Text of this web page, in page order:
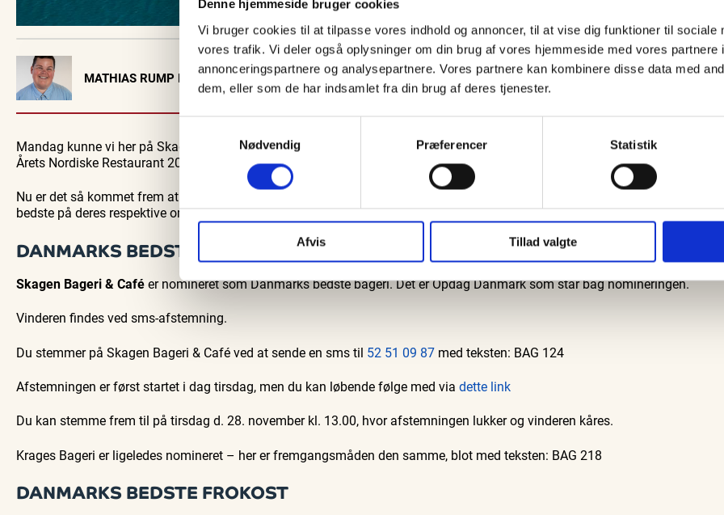
Denne hjemmeside bruger cookies
Vi bruger cookies til at tilpasse vores indhold og annoncer, til at vise dig funktioner til sociale
vores trafik. Vi deler også oplysninger om din brug af vores hjemmeside med vores partnere
annonceringspartnere og analysepartnere. Vores partnere kan kombinere disse data med
dem, eller som de har indsamlet fra din brug af deres tjenester.
Nødvendig
Præferencer Statistik
Afvis Tillad valgte
Visit Vendsyssel
EVENTKALENDER
Oplev events i
Vendsyssel
Find aktuelle oplevelser, koncerter, kultur,
natur og lokale events.
Guidede ture Guidede ture
bussen fra 1937
Postbåden Tunø
8. aug.
MATHIAS RUMP HANSEN Del på:
Mandag kunne vi her på Skagen Nyt fortælle at Jack Cramer og hans team hos Oké på Ruths Hotel er nomineret til prisen
Årets Nordiske Restaurant 2023.
Nu er det så kommet frem at flere af Skagens spisesteder og bagerier ligeledes kan prale af at være nomineret som
bedste på deres respektive områder:
DANMARKS BEDSTE BAGERI
Skagen Bageri & Caféer nomineret som Danmarks bedste bageri. Det er Opdag Danmark som står bag nomineringen.
Vinderen findes ved sms-afstemning.
Du stemmer på Skagen Bageri & Café ved at sende en sms til 52 51 09 87 med teksten: BAG 124
Afstemningen er først startet i dag tirsdag, men du kan løbende følge med via dette link
Du kan stemme frem til på tirsdag d. 28. november kl. 13.00, hvor afstemningen lukker og vinderen kåres.
Krages Bageri er ligeledes nomineret – her er fremgangsmåden den samme, blot med teksten: BAG 218
DANMARKS BEDSTE FROKOST